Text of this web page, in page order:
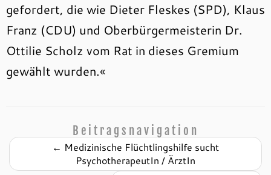
gefordert, die wie Dieter Fleskes (SPD), Klaus
Franz (CDU) und Oberbürgermeisterin Dr.
Ottilie Scholz vom Rat in dieses Gremium
gewählt wurden.«
Beitragsnavigation
← Medizinische Flüchtlingshilfe sucht
PsychotherapeutIn / ÄrztIn